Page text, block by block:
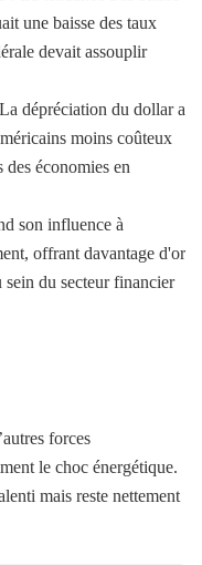
une baisse des taux
devait assouplir
La dépréciation du dollar a
moins coûteux
des économies en
son influence à
offrant davantage d'or
sein du secteur financier
forces
le choc énergétique.
mais reste nettement